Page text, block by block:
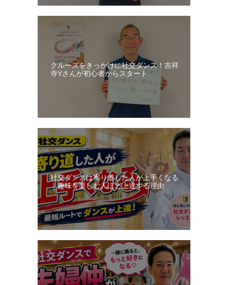
クルーズをきっかけに社交ダンス！吉祥
寺Yさんが初心者からスタート
社交ダンスは寄り道した人が上手くなる
｜趣味を楽しむ人ほど上達する理由